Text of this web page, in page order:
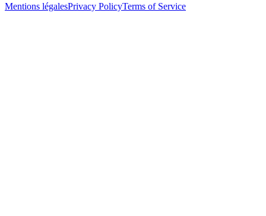
Mentions légalesPrivacy PolicyTerms of Service